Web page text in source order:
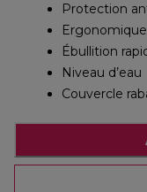
Protection
Ergonomique
Ébullition
Niveau d’eau
Couvercle